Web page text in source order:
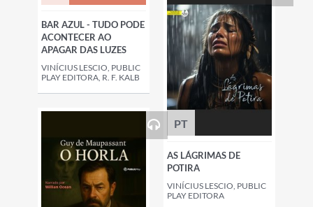
BAR AZUL - TUDO PODE
ACONTECER AO
APAGAR DAS LUZES
VINÍCIUS LESCIO, PUBLIC
PLAY EDITORA, R. F. KALB
PT
AS LÁGRIMAS DE
POTIRA
VINÍCIUS LESCIO, PUBLIC
PLAY EDITORA